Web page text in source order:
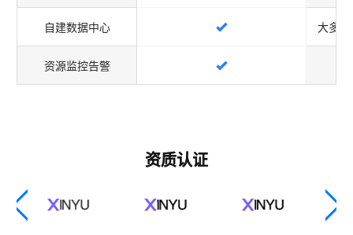
自建数据中心 大多
资源监控告警
资质认证